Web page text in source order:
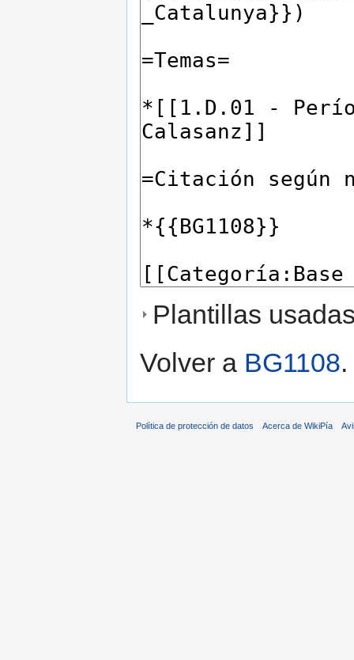
Plantillas
Volver a BG1108.
Política de protección de datos Acerca de WikiPía